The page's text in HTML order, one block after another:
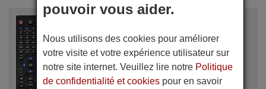
Disponible en stock
20,50 €(TVA incluse)
Zehnder
Pour ECO 15
pouvoir vous aider.
Nous utilisons des cookies pour améliorer
votre visite et votre expérience utilisateur sur
notre site internet. Veuillez lire notre Politique
de confidentialité et cookies pour en savoir